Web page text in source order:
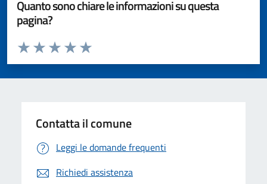
Quanto sono chiare le informazioni su questa
pagina?
Valuta da 1 a 5 stelle la pagina
Valuta 5 stelle su 5
Valuta 4 stelle su 5
Valuta 3 stelle su 5
Valuta 2 stelle su 5
Valuta 1 stelle su 5
Contatta il comune
Leggi le domande frequenti
Richiedi assistenza